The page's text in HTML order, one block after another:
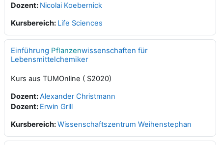
Dozent: Nicolai Koebernick
Kursbereich: Life Sciences
Einführung Pflanzenwissenschaften für
Lebensmittelchemiker
Kurs aus TUMOnline ( S2020)
Dozent:Alexander Christmann
Dozent: Erwin Grill
Kursbereich:Wissenschaftszentrum Weihenstephan